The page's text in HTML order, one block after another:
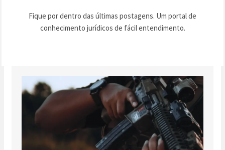
Fique por dentro das últimas postagens. Um portal de
conhecimento jurídicos de fácil entendimento.